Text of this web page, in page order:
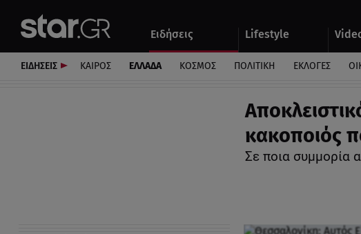
Ειδήσεις Lifestyle
Αυτοκίνητο
ΕΙΔΗΣΕΙΣ ΚΑΙΡΟΣ ΕΛΛΑΔΑ ΚΟΣΜΟΣ ΠΟΛΙΤΙΚΗ ΕΚΛΟΓΕΣ
κακοποιός
Σε ποια συμμορία